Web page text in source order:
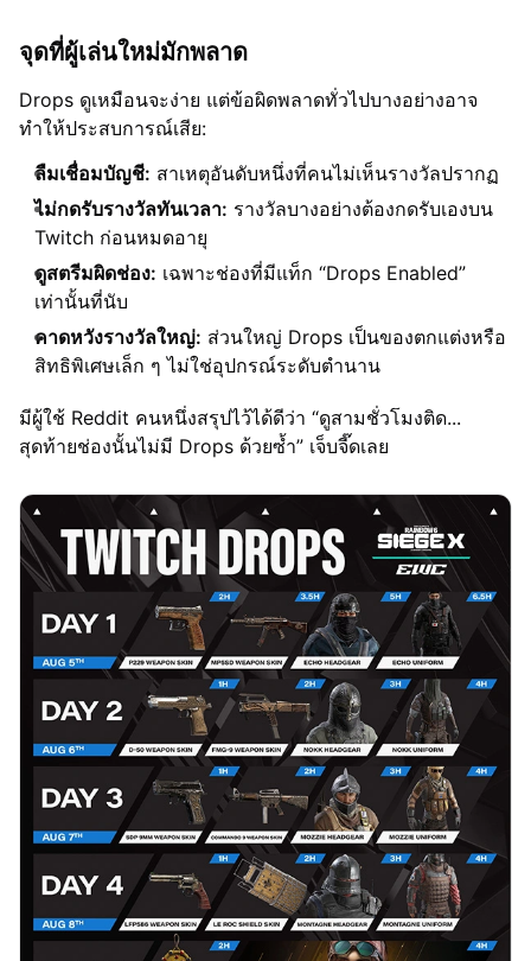
จุดที่ผู้เล่นใหม่มักพลาด
Drops ดูเหมือนจะง่าย แต่ข้อผิดพลาดทั่วไปบางอย่างอาจ
ทำให้ประสบการณ์เสีย:
ลืมเชื่อมบัญชี: สาเหตุอันดับหนึ่งที่คนไม่เห็นรางวัลปรากฏ
ไม่กดรับรางวัลทันเวลา: รางวัลบางอย่างต้องกดรับเองบน
Twitch ก่อนหมดอายุ
ดูสตรีมผิดช่อง: เฉพาะช่องที่มีแท็ก “Drops Enabled”
เท่านั้นที่นับ
คาดหวังรางวัลใหญ่: ส่วนใหญ่ Drops เป็นของตกแต่งหรือ
สิทธิพิเศษเล็ก ๆ ไม่ใช่อุปกรณ์ระดับตำนาน
มีผู้ใช้ Reddit คนหนึ่งสรุปไว้ได้ดีว่า “ดูสามชั่วโมงติด...
สุดท้ายช่องนั้นไม่มี Drops ด้วยซ้ำ” เจ็บจี๊ดเลย